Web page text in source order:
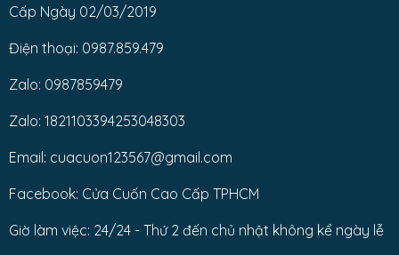
Cấp Ngày 02/03/2019
Điện thoại: 0987.859.479
Zalo: 0987859479
Zalo: 1821103394253048303
Email: cuacuon123567@gmail.com
Facebook: Cửa Cuốn Cao Cấp TPHCM
Giờ làm việc: 24/24 - Thứ 2 đến chủ nhật không kể ngày lễ